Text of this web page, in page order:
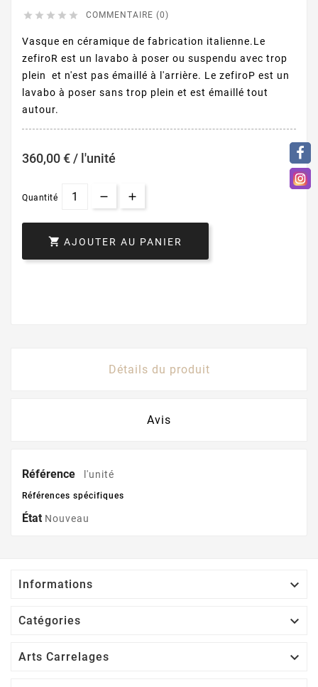
     COMMENTAIRE (0)
Vasque en céramique de fabrication italienne.Le
zefiroR est un lavabo à poser ou suspendu avec trop
plein et n'est pas émaillé à l'arrière. Le zefiroP est un
lavabo à poser sans trop plein et est émaillé tout
autour.
360,00 € / l'unité
Quantité
 AJOUTER AU PANIER
Détails du produit
Avis
Référence l'unité
Références spécifiques
État Nouveau
Informations 
Catégories 
Arts Carrelages 